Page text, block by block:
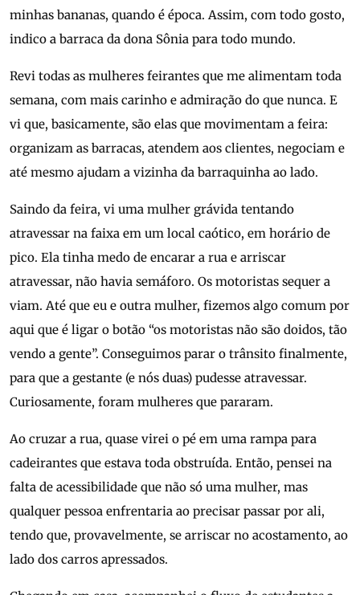
minhas bananas, quando é época. Assim, com todo gosto,
indico a barraca da dona Sônia para todo mundo.
Revi todas as mulheres feirantes que me alimentam toda
semana, com mais carinho e admiração do que nunca. E
vi que, basicamente, são elas que movimentam a feira:
organizam as barracas, atendem aos clientes, negociam e
até mesmo ajudam a vizinha da barraquinha ao lado.
Saindo da feira, vi uma mulher grávida tentando
atravessar na faixa em um local caótico, em horário de
pico. Ela tinha medo de encarar a rua e arriscar
atravessar, não havia semáforo. Os motoristas sequer a
viam. Até que eu e outra mulher, fizemos algo comum por
aqui que é ligar o botão “os motoristas não são doidos, tão
vendo a gente”. Conseguimos parar o trânsito finalmente,
para que a gestante (e nós duas) pudesse atravessar.
Curiosamente, foram mulheres que pararam.
Ao cruzar a rua, quase virei o pé em uma rampa para
cadeirantes que estava toda obstruída. Então, pensei na
falta de acessibilidade que não só uma mulher, mas
qualquer pessoa enfrentaria ao precisar passar por ali,
tendo que, provavelmente, se arriscar no acostamento, ao
lado dos carros apressados.